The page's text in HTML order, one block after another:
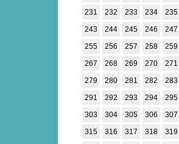
231
232 233 234 235
243
244 245 246 247
255
256 257 258 259
267
268 269 270 271
279
280 281 282 283
291
292 293 294 295
303
304 305 306 307
315
316 317 318 319